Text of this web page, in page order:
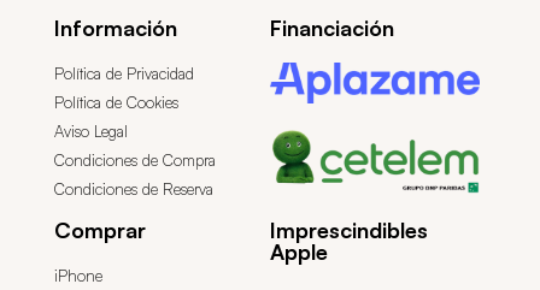
Información
Política de Privacidad
Política de Cookies
Aviso Legal
Condiciones de Compra
Condiciones de Reserva
Financiación
Comprar
iPhone
Imprescindibles
Apple